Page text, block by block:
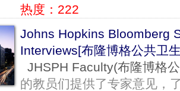
热度：222
Johns Hopkins Bloomberg
Interviews[布隆博格公共卫
JHSPH Faculty(布隆博格
的教员们提供了专家意见，